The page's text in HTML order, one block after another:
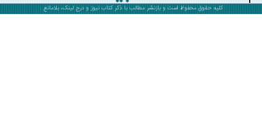
کلیه حقوق محفوظ است و بازنشر مطالب با ذکرکتاب نیوز و درج لینک، بلامانع .